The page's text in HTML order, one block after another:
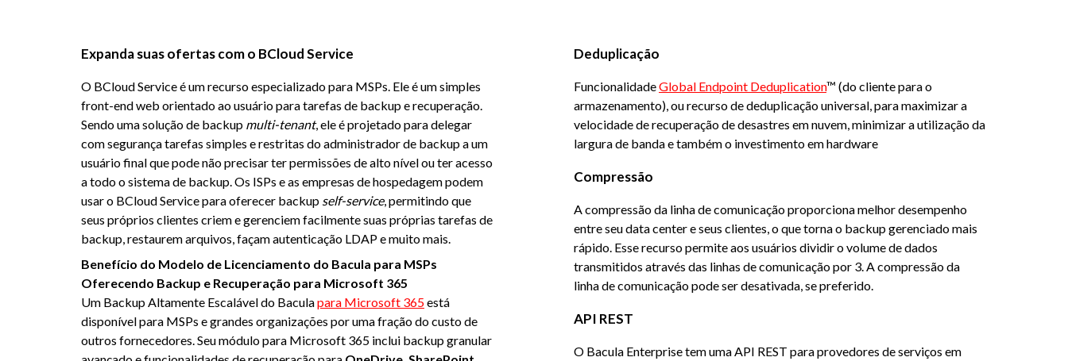
Expanda suas ofertas com o BCloud Service
O BCloud Service é um recurso especializado para MSPs. Ele é um simples
front-end web orientado ao usuário para tarefas de backup e recuperação.
Sendo uma solução de backup multi-tenant, ele é projetado para delegar
com segurança tarefas simples e restritas do administrador de backup a um
usuário final que pode não precisar ter permissões de alto nível ou ter acesso
a todo o sistema de backup. Os ISPs e as empresas de hospedagem podem
usar o BCloud Service para oferecer backup self-service, permitindo que
seus próprios clientes criem e gerenciem facilmente suas próprias tarefas de
backup, restaurem arquivos, façam autenticação LDAP e muito mais.
Benefício do Modelo de Licenciamento do Bacula para MSPs
Oferecendo Backup e Recuperação para Microsoft 365
Um Backup Altamente Escalável do Baculapara Microsoft 365está
disponível para MSPs e grandes organizações por uma fração do custo de
outros fornecedores. Seu módulo para Microsoft 365 inclui backup granular
Deduplicação
FuncionalidadeGlobal Endpoint Deduplication™ (do cliente para o
armazenamento), ou recurso de deduplicação universal, para maximizar a
velocidade de recuperação de desastres em nuvem, minimizar a utilização da
largura de banda e também o investimento em hardware
Compressão
A compressão da linha de comunicação proporciona melhor desempenho
entre seu data center e seus clientes, o que torna o backup gerenciado mais
rápido. Esse recurso permite aos usuários dividir o volume de dados
transmitidos através das linhas de comunicação por 3. A compressão da
linha de comunicação pode ser desativada, se preferido.
API REST
O Bacula Enterprise tem uma API REST para provedores de serviços em